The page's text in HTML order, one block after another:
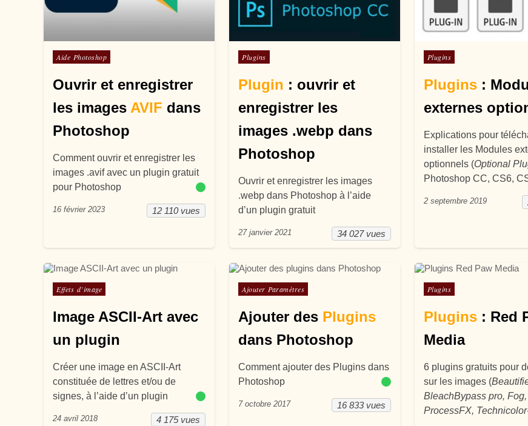
Posté dans
Aide Photoshop
Ouvrir et enregistrer
les imagesAVIF dans
Photoshop
Comment ouvrir et enregistrer les
images .avif avec un plugin gratuit
pour Photoshop
12 110 vues
16 février 2023
Posté dans
Plugins
Plugin : ouvrir et
enregistrer les
images .webp dans
Photoshop
Ouvrir et enregistrer les images
.webp dans Photoshop à l’aide
d’un plugin gratuit
34 027 vues
27 janvier 2021
Posté dans
Plugins
Plugins:
externes
Explications pour
installer les Modules
optionnels (Optional
Photoshop CC, CS6,
2 septembre 2019
Posté dans
Effets d’image
Image ASCII-Art avec
un plugin
Créer une image en ASCII-Art
constituée de lettres et/ou de
signes, à l’aide d’un plugin
4 175 vues
24 avril 2018
Posté dans
Ajouter Paramètres
Ajouter des Plugins
dans Photoshop
Comment ajouter des Plugins dans
Photoshop
16 833 vues
7 octobre 2017
Posté dans
Plugins
Plugins: Red
Media
6 plugins gratuits pour
sur les images (
BleachBypass pro,
ProcessFX,